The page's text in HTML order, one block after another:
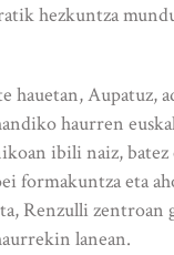
hezkuntza
hauetan, Aupatuz,
haurren
ibili naiz, batez
formakuntza eta
Renzulli zentroan
lanean.